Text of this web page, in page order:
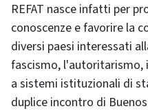
REFAT nasce infatti per promuovere lo scambio di
conoscenze e favorire la
diversi paesi interessati
fascismo,
a sistemi istituzionali di
duplice incontro di